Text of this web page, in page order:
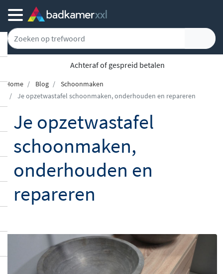
Achteraf of gespreid betalen
Home Blog
Schoonmaken
Je opzetwastafel schoonmaken, onderhouden en repareren
Je opzetwastafel
schoonmaken,
onderhouden en
repareren